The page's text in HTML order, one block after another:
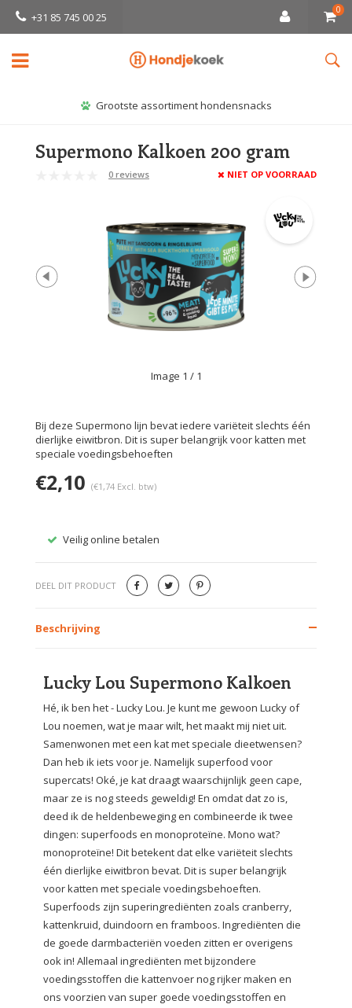
+31 85 745 00 25
0
Grootste assortiment hondensnacks
Supermono Kalkoen 200 gram
0 reviews NIET OP VOORRAAD
Image 1 / 1
Bij deze Supermono lijn bevat iedere variëteit slechts één
dierlijke eiwitbron. Dit is super belangrijk voor katten met
speciale voedingsbehoeften
€2,10 (€1,74 Excl. btw)
Veilig online betalen
DEEL DIT PRODUCT
Beschrijving
Lucky Lou Supermono Kalkoen
Hé, ik ben het - Lucky Lou. Je kunt me gewoon Lucky of
Lou noemen, wat je maar wilt, het maakt mij niet uit.
Samenwonen met een kat met speciale dieetwensen?
Dan heb ik iets voor je. Namelijk superfood voor
supercats! Oké, je kat draagt ​​waarschijnlijk geen cape,
maar ze is nog steeds geweldig! En omdat dat zo is,
deed ik de heldenbeweging en combineerde ik twee
dingen: superfoods en monoproteïne. Mono wat?
monoproteïne! Dit betekent dat elke variëteit slechts
één dierlijke eiwitbron bevat. Dit is super belangrijk
voor katten met speciale voedingsbehoeften.
Superfoods zijn superingrediënten zoals cranberry,
kattenkruid, duindoorn en framboos. Ingrediënten die
de goede darmbacteriën voeden zitten er overigens
ook in! Allemaal ingrediënten met bijzondere
voedingsstoffen die kattenvoer nog rijker maken en
ons voorzien van super goede voedingsstoffen en